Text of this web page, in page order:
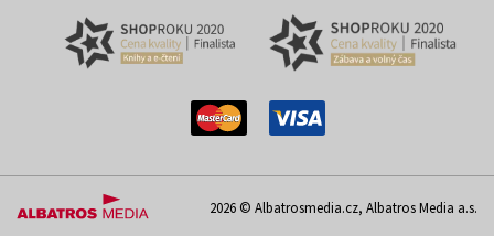
2026 © Albatrosmedia.cz, Albatros Media a.s.